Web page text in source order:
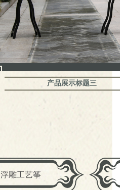
产品展示标题三
浮雕工艺筝